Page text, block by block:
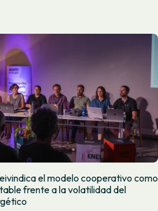
el modelo cooperativo como
frente a la volatilidad del